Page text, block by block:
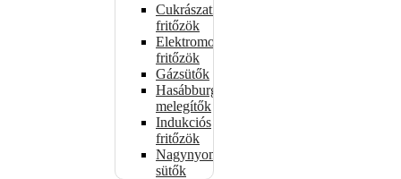
Cukrászati
fritőzök
Elektromos
fritőzök
Gázsütők
Hasábburgonya
melegítők
Indukciós
fritőzök
Nagynyomású
sütők